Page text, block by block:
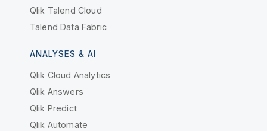
Qlik Talend Cloud
Talend Data Fabric
ANALYSES & AI
Qlik Cloud Analytics
Qlik Answers
Qlik Predict
Qlik Automate